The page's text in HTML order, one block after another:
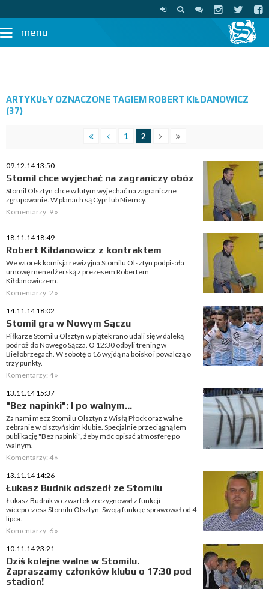
menu
ARTYKUŁY OZNACZONE TAGIEM ROBERT KIŁDANOWICZ
(37)
1 2
09.12.14 13:50
Stomil chce wyjechać na zagraniczy obóz
Stomil Olsztyn chce w lutym wyjechać na zagraniczne
zgrupowanie. W planach są Cypr lub Niemcy.
Komentarzy: 9 »
18.11.14 18:49
Robert Kiłdanowicz z kontraktem
We wtorek komisja rewizyjna Stomilu Olsztyn podpisała
umowę menedżerską z prezesem Robertem
Kiłdanowiczem.
Komentarzy: 2 »
14.11.14 18:02
Stomil gra w Nowym Sączu
Piłkarze Stomilu Olsztyn w piątek rano udali się w daleką
podróż do Nowego Sącza. O 12:30 odbyli trening w
Biełobrzegach. W sobotę o 16 wyjdą na boisko i powalczą o
trzy punkty.
Komentarzy: 4 »
13.11.14 15:37
"Bez napinki": I po walnym...
Za nami mecz Stomilu Olsztyn z Wisłą Płock oraz walne
zebranie w olsztyńskim klubie. Specjalnie przeciągnąłem
publikację "Bez napinki", żeby móc opisać atmosferę po
walnym.
Komentarzy: 4 »
13.11.14 14:26
Łukasz Budnik odszedł ze Stomilu
Łukasz Budnik w czwartek zrezygnował z funkcji
wiceprezesa Stomilu Olsztyn. Swoją funkcję sprawował od 4
lipca.
Komentarzy: 6 »
10.11.14 23:21
Dziś kolejne walne w Stomilu.
Zapraszamy członków klubu o 17:30 pod
stadion!